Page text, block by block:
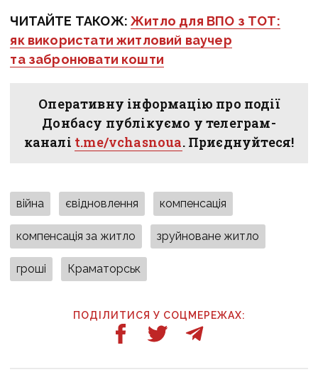
ЧИТАЙТЕ ТАКОЖ:Житло для ВПО з ТОТ:
як використати житловий ваучер
та забронювати кошти
Оперативну інформацію про події
Донбасу публікуємо у телеграм-
каналі t.me/vchasnoua. Приєднуйтеся!
війна євідновлення компенсація
компенсація за житло зруйноване житло
гроші Краматорськ
ПОДІЛИТИСЯ У СОЦМЕРЕЖАХ: